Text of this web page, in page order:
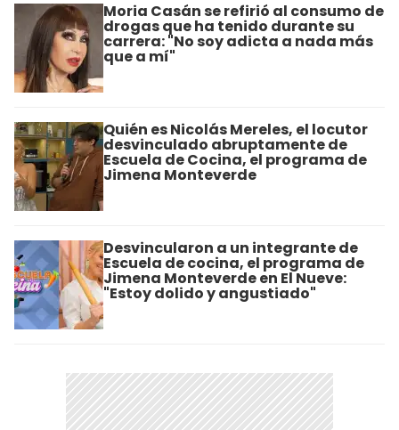
Moria Casán se refirió al consumo de
drogas que ha tenido durante su
carrera: "No soy adicta a nada más
que a mí"
Quién es Nicolás Mereles, el locutor
desvinculado abruptamente de
Escuela de Cocina, el programa de
Jimena Monteverde
Desvincularon a un integrante de
Escuela de cocina, el programa de
Jimena Monteverde en El Nueve:
"Estoy dolido y angustiado"